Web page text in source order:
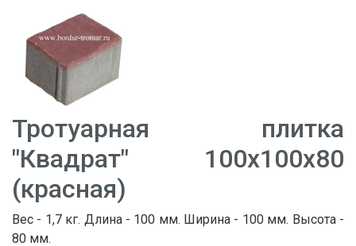
Тротуарная плитка
"Квадрат" 100х100х80
(красная)
Вес - 1,7 кг. Длина - 100 мм. Ширина - 100 мм. Высота -
80 мм.